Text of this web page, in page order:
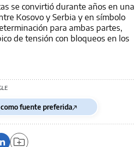
se convirtió durante años en una
Kosovo y Serbia y en símbolo
para ambas partes,
de tensión con bloqueos en los
fuente preferida